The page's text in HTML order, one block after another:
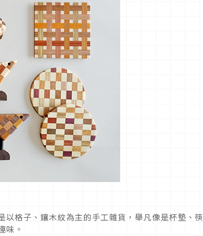
格子、鑲木紋為主的手工雜貨，舉凡像是杯墊、筷
味。